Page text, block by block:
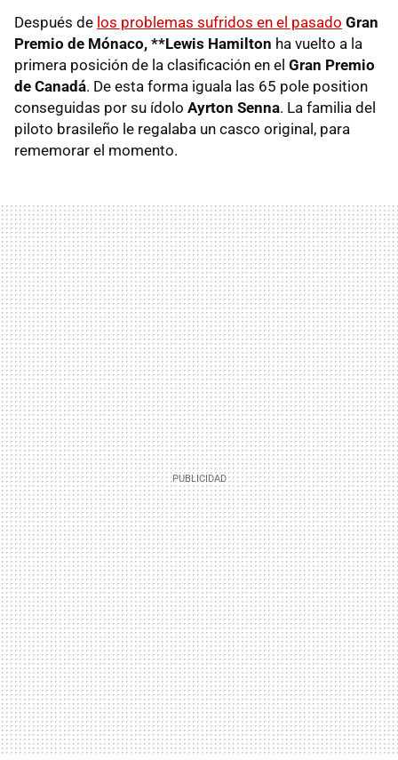
Después de los problemas sufridos en el pasado Gran
Premio de Mónaco, **Lewis Hamilton ha vuelto a la
primera posición de la clasificación en el Gran Premio
de Canadá. De esta forma iguala las 65 pole position
conseguidas por su ídolo Ayrton Senna. La familia del
piloto brasileño le regalaba un casco original, para
rememorar el momento.